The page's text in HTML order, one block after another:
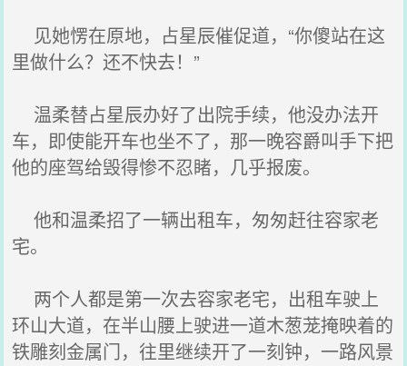
见她愣在原地，占星辰催促道，“你傻站在这
里做什么？还不快去！”
温柔替占星辰办好了出院手续，他没办法开
车，即使能开车也坐不了，那一晚容爵叫手下把
他的座驾给毁得惨不忍睹，几乎报废。
他和温柔招了一辆出租车，匆匆赶往容家老
宅。
两个人都是第一次去容家老宅，出租车驶上
环山大道，在半山腰上驶进一道木葱茏掩映着的
铁雕刻金属门，往里继续开了一刻钟，一路风景